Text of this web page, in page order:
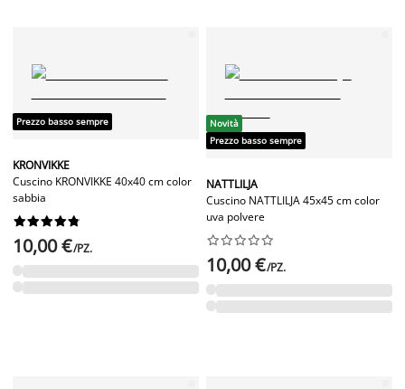
Prezzo basso sempre
KRONVIKKE
Cuscino KRONVIKKE 40x40 cm color
sabbia






10,00 €/PZ.
Novità
Prezzo basso sempre
NATTLILJA
Cuscino NATTLILJA 45x45 cm color
uva polvere






10,00 €/PZ.